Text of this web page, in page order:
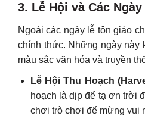
3. Lễ Hội và Các
Ngoài các ngày lễ tôn giáo
chính thức. Những ngày này
màu sắc văn hóa và truyền
Lễ Hội Thu Hoạch
hoạch là dịp để tạ ơn trời
chơi trò chơi để mừng vui